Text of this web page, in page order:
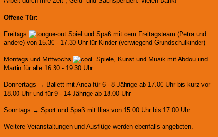
Offene Tür:
Freitags
Spiel und Spaß mit dem Freitagsteam (Petra und
andere) von 15.30 - 17.30 Uhr für Kinder (vorwiegend Grundschulkinder)
Montags und Mittwochs
Spiele, Kunst und Musik mit Abdou und
Martin für alle 16.30 - 19.30 Uhr
Donnertags → Ballett mit Anca für 6 - 8 Jährige ab 17.00 Uhr bis kurz vor
18.00 Uhr und für 9 - 14 Jährige ab 18.00 Uhr
Sonntags → Sport und Spaß mit Ilias von 15.00 Uhr bis 17.00 Uhr
Weitere Veranstaltungen und Ausflüge werden ebenfalls angeboten.